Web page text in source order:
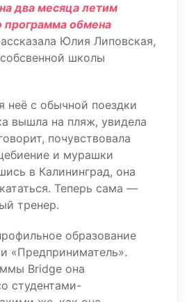
два месяца летим
обмена
Юлия Липовская,
школы
неё с обычной поездки
вышла на пляж, увидела
почувствовала
и мурашки
в Калининград, она
Теперь сама —
тренер.
образование
«Предприниматель».
Bridge она
студентами-